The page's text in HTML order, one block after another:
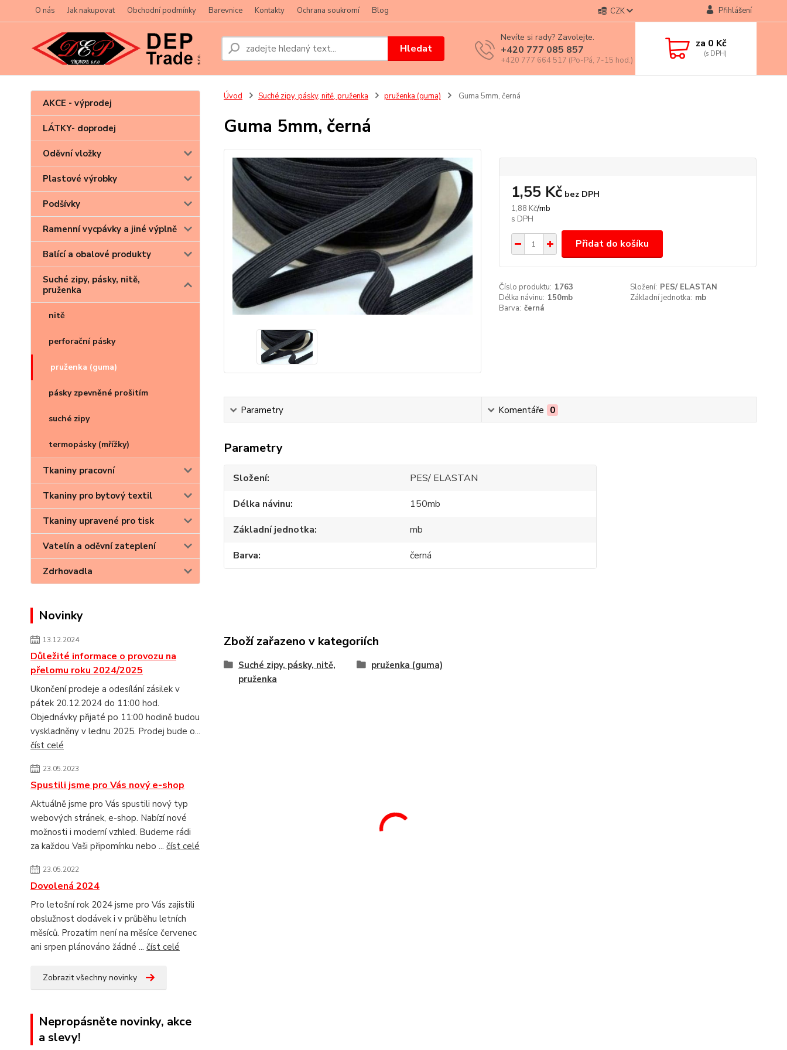
O nás Jak nakupovat Obchodní podmínky Barevnice Kontakty Ochrana soukromí Blog CZK Přihlášení
Hledat
Nevíte si rady? Zavolejte.
+420 777 085 857
+420 777 664 517 (Po-Pá, 7-15 hod.)
za 0 Kč
AKCE - výprodej
LÁTKY- doprodej
Oděvní vložky
Plastové výrobky
Podšívky
Ramenní vycpávky a jiné výplně
Balící a obalové produkty
Suché zipy, pásky, nitě,
pruženka
nitě
perforační pásky
pruženka (guma)
pásky zpevněné prošitím
suché zipy
termopásky (mřížky)
Tkaniny pracovní
Tkaniny pro bytový textil
Tkaniny upravené pro tisk
Vatelín a oděvní zateplení
Zdrhovadla
Novinky
13.12.2024
Důležité informace o provozu na
přelomu roku 2024/2025
Ukončení prodeje a odesílání zásilek v
pátek 20.12.2024 do 11:00 hod.
Objednávky přijaté po 11:00 hodině budou
vyskladněny v lednu 2025. Prodej bude o...
číst celé
23.05.2023
Spustili jsme pro Vás nový e-shop
Aktuálně jsme pro Vás spustili nový typ
webových stránek, e-shop. Nabízí nové
možnosti i moderní vzhled. Budeme rádi
za každou Vaši připomínku nebo ... číst celé
23.05.2022
Dovolená 2024
Pro letošní rok 2024 jsme pro Vás zajistili
obslužnost dodávek i v průběhu letních
měsíců. Prozatím není na měsíce červenec
ani srpen plánováno žádné ... číst celé
Zobrazit všechny novinky
Nepropásněte novinky, akce
a slevy!
Úvod Suché zipy, pásky, nitě, pruženka pruženka (guma) Guma 5mm, černá
Guma 5mm, černá
1,88 Kč/mb
1,55 Kč bez DPH
Přidat do košíku
Číslo produktu: 1763 Složení: PES/ ELASTAN
Délka návinu: 150mb Základní jednotka: mb
Barva: černá
Parametry Komentáře 0
Parametry
Složení
PES/ ELASTAN
Délka návinu
150mb
Základní jednotka
mb
Barva
černá
Zboží zařazeno v kategoriích
Suché zipy, pásky, nitě,
pruženka
pruženka (guma)